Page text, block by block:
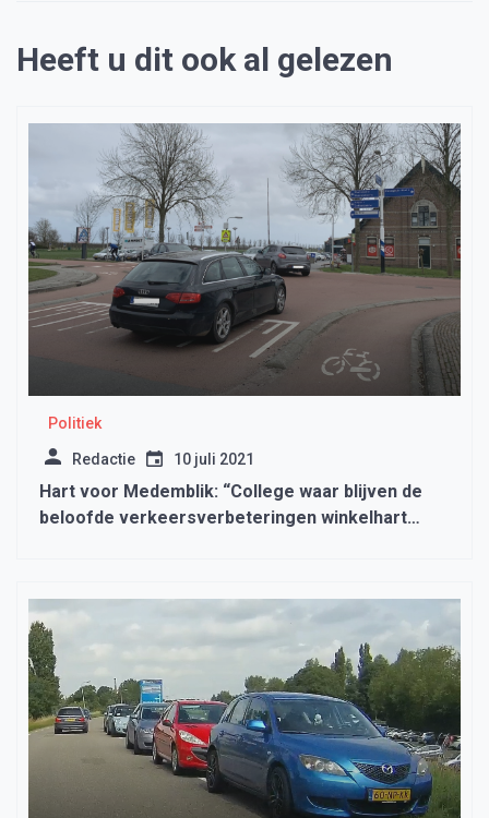
Heeft u dit ook al gelezen
Politiek
Redactie 10 juli 2021
Hart voor Medemblik: “College waar blijven de
beloofde verkeersverbeteringen winkelhart